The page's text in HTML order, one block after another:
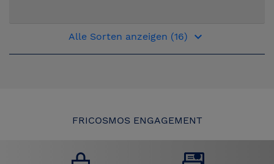
Alle Sorten anzeigen (16) keyboard_arrow_down
FRICOSMOS ENGAGEMENT